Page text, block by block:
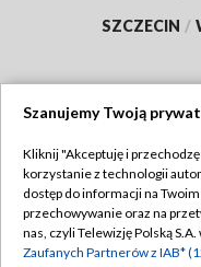
SZCZECIN /
Abonament TVP
Emisja w TVP
Szanujemy Twoją
Kliknij "Akceptuję i
korzystanie z technologii
dostęp do informacji na
przechowywanie oraz na
nas, czyli Telewizję Polską
Zaufanych Partnerów z IAB*